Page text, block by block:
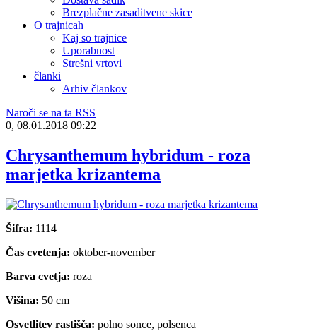
Brezplačne zasaditvene skice
O trajnicah
Kaj so trajnice
Uporabnost
Strešni vrtovi
članki
Arhiv člankov
Naroči se na ta RSS
0, 08.01.2018 09:22
Chrysanthemum hybridum - roza
marjetka krizantema
Šifra: 1114
Čas cvetenja: oktober-november
Barva cvetja: roza
Višina: 50 cm
Osvetlitev rastišča: polno sonce, polsenca